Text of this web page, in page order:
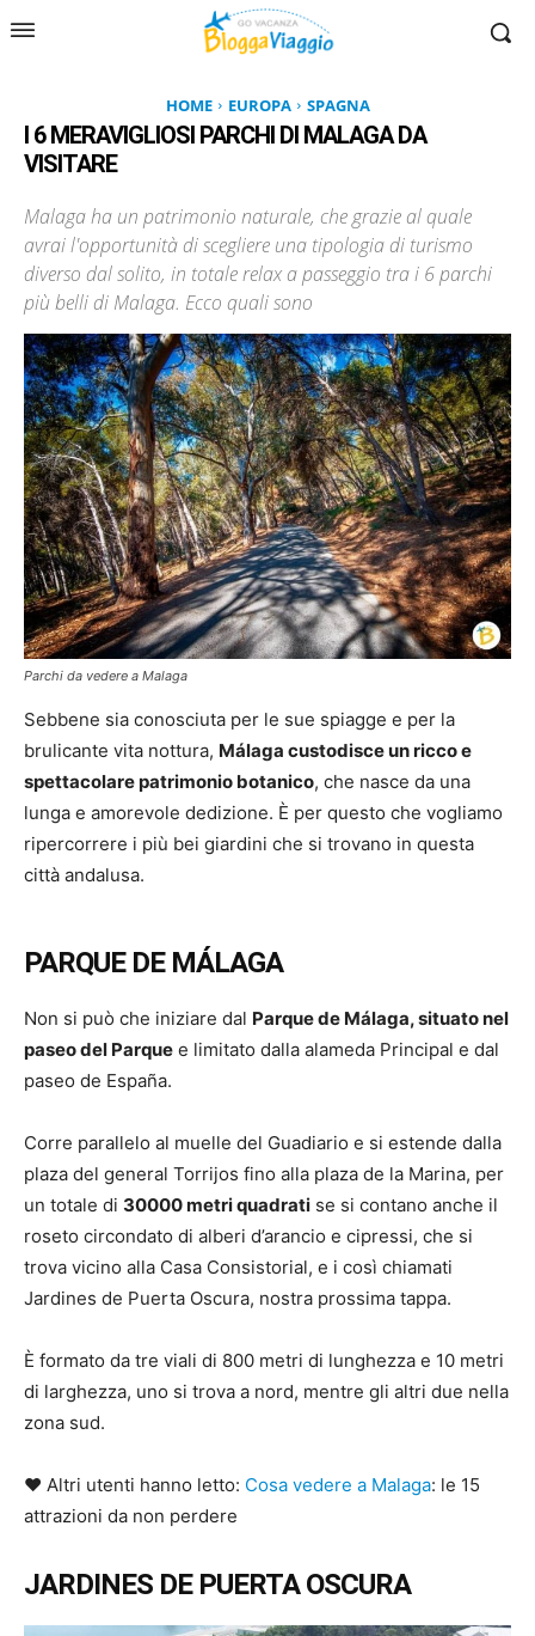
HOME EUROPA SPAGNA
I 6 MERAVIGLIOSI PARCHI DI MALAGA DA
VISITARE
Malaga ha un patrimonio naturale, che grazie al quale
avrai l'opportunità di scegliere una tipologia di turismo
diverso dal solito, in totale relax a passeggio tra i 6 parchi
più belli di Malaga. Ecco quali sono
Parchi da vedere a Malaga
Sebbene sia conosciuta per le sue spiagge e per la
brulicante vita nottura, Málaga custodisce un ricco e
spettacolare patrimonio botanico, che nasce da una
lunga e amorevole dedizione. È per questo che vogliamo
ripercorrere i più bei giardini che si trovano in questa
città andalusa.
PARQUE DE MÁLAGA
Non si può che iniziare dal Parque de Málaga, situato nel
paseo del Parque e limitato dalla alameda Principal e dal
paseo de España.
Corre parallelo al muelle del Guadiario e si estende dalla
plaza del general Torrijos fino alla plaza de la Marina, per
un totale di 30000 metri quadrati se si contano anche il
roseto circondato di alberi d’arancio e cipressi, che si
trova vicino alla Casa Consistorial, e i così chiamati
Jardines de Puerta Oscura, nostra prossima tappa.
È formato da tre viali di 800 metri di lunghezza e 10 metri
di larghezza, uno si trova a nord, mentre gli altri due nella
zona sud.
♥ Altri utenti hanno letto: Cosa vedere a Malaga: le 15
attrazioni da non perdere
JARDINES DE PUERTA OSCURA